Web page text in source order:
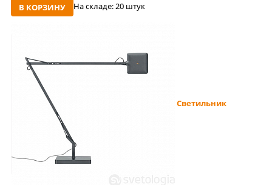
В КОРЗИНУ На складе:20 штук
Светильник